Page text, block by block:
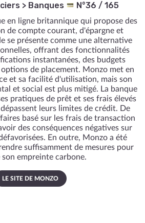
> Banques N°36 / 165
en ligne britannique qui propose des
de compte courant, d'épargne et
se présente comme une alternative
offrant des fonctionnalités
instantanées, des budgets
de placement. Monzo met en
et sa facilité d'utilisation, mais son
et social est plus mitigé. La banque
pratiques de prêt et ses frais élevés
leurs limites de crédit. De
basé sur les frais de transaction
des conséquences négatives sur
En outre, Monzo a été
suffisamment de mesures pour
son empreinte carbone.
LE SITE DE MONZO